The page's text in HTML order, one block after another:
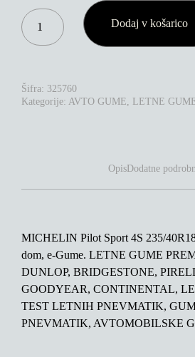
MICHELIN
PILOT
SPORT
XL
KOLIČINA
Dodaj v košarico
Šifra: 325760
Kategorije: AVTO GUME, LETNE
OpisDodatne
MICHELIN Pilot Sport 4S 235/
dom, e-Gume. LETNE GUME
DUNLOP, BRIDGESTONE,
GOODYEAR, CONTINENTAL,
TEST LETNIH PNEVMATIK,
PNEVMATIK, AVTOMOBILSKE